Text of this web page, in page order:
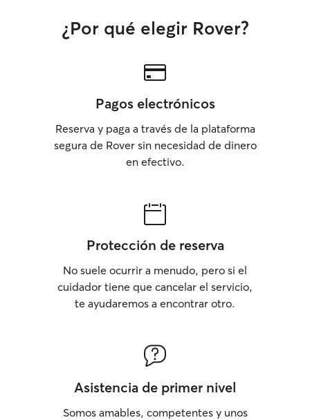
¿Por qué elegir Rover?
Pagos electrónicos
Reserva y paga a través de la plataforma
segura de Rover sin necesidad de dinero
en efectivo.
Protección de reserva
No suele ocurrir a menudo, pero si el
cuidador tiene que cancelar el servicio,
te ayudaremos a encontrar otro.
Asistencia de primer nivel
Somos amables, competentes y unos